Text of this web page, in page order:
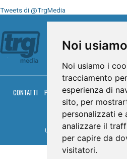
Noi
Noi usiamo i
tracciamento
esperienza di
sito, per
personalizzati e
analizzare il
per capire da
visitatori.
Tweets di @TrgMedia
CONTATTI PRIVACY COOKIES
RGM
© TRG Media
Umbria Televisioni s.r.l. -